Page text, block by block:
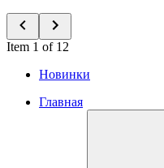
Item 1 of 12
Новинки
Главная